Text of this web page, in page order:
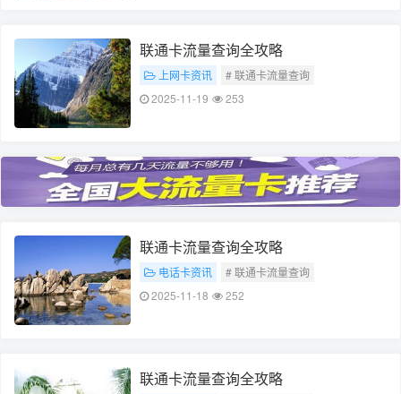
联通卡流量查询全攻略
上网卡资讯
# 联通卡流量查询
# 流量查询全攻略
2025-11-19 253
联通卡流量查询全攻略
电话卡资讯
# 联通卡流量查询
# 流量查询全攻略
2025-11-18 252
联通卡流量查询全攻略